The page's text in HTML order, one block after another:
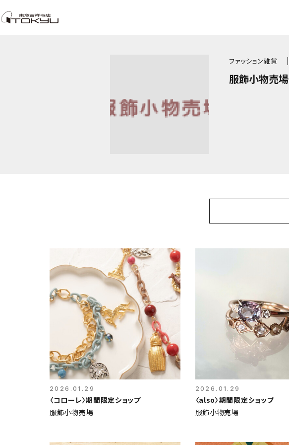
ファッション雑貨
服飾小物売場
2026.01.29
〈コローレ〉期間限定ショップ
服飾小物売場
2026.01.29
〈also〉期間限定ショップ
服飾小物売場